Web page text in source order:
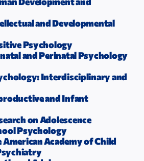
and Developmental
Psychology
and Perinatal Psychology
Interdisciplinary and
and Infant
on Adolescence
Psychology
American Academy of Child